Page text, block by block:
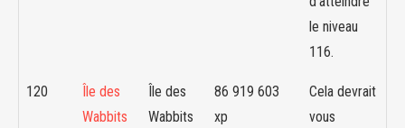
le niveau
116.
120
Île des
Wabbits
Île des
Wabbits
86 919 603
xp
Cela devrait
vous